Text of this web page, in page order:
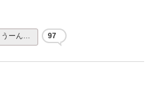
うーん… 97